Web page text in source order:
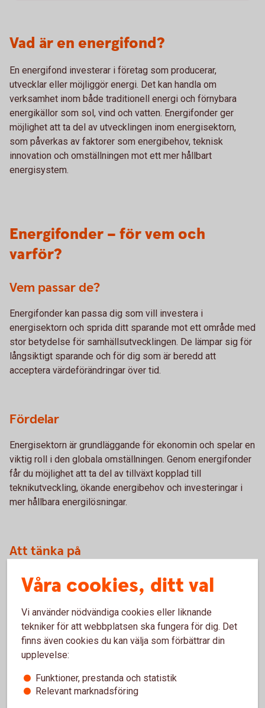
Vad är en energifond?
En energifond investerar i företag som producerar,
utvecklar eller möjliggör energi. Det kan handla om
verksamhet inom både traditionell energi och förnybara
energikällor som sol, vind och vatten. Energifonder ger
möjlighet att ta del av utvecklingen inom energisektorn,
som påverkas av faktorer som energibehov, teknisk
innovation och omställningen mot ett mer hållbart
energisystem.
Energifonder – för vem och
varför?
Vem passar de?
Energifonder kan passa dig som vill investera i
energisektorn och sprida ditt sparande mot ett område med
stor betydelse för samhällsutvecklingen. De lämpar sig för
långsiktigt sparande och för dig som är beredd att
acceptera värdeförändringar över tid.
Fördelar
Energisektorn är grundläggande för ekonomin och spelar en
viktig roll i den globala omställningen. Genom energifonder
får du möjlighet att ta del av tillväxt kopplad till
teknikutveckling, ökande energibehov och investeringar i
mer hållbara energilösningar.
Att tänka på
Utvecklingen för energifonder kan variera mycket.
Energipriser, politiska beslut och globala händelser
stämmer överens med din risknivå och hur länge du
planerar att spara.
Våra cookies, ditt val
Vi använder nödvändiga cookies eller liknande
tekniker för att webbplatsen ska fungera för dig. Det
finns även cookies du kan välja som förbättrar din
upplevelse:
Funktioner, prestanda och statistik
Relevant marknadsföring